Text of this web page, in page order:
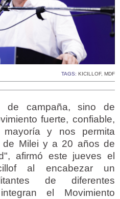
TAGS: KICILLOF, MDF
campaña, sino de
fuerte, confiable,
y nos permita
de Milei y a 20 años de
afirmó este jueves el
al encabezar un
de diferentes
el Movimiento